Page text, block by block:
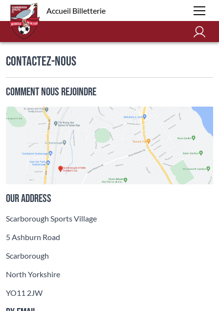
Accueil Billetterie
Contactez-nous
Comment nous rejoindre
Our address
Scarborough Sports Village
5 Ashburn Road
Scarborough
North Yorkshire
YO11 2JW